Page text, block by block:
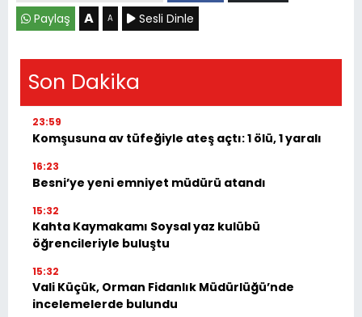
Paylaş
A A Sesli Dinle
Son Dakika
23:59
Komşusuna av tüfeğiyle ateş açtı: 1 ölü, 1 yaralı
16:23
Besni’ye yeni emniyet müdürü atandı
15:32
Kahta Kaymakamı Soysal yaz kulübü
öğrencileriyle buluştu
15:32
Vali Küçük, Orman Fidanlık Müdürlüğü’nde
incelemelerde bulundu